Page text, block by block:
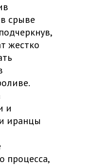
срыве
жестко
и
иранцы
процесса,